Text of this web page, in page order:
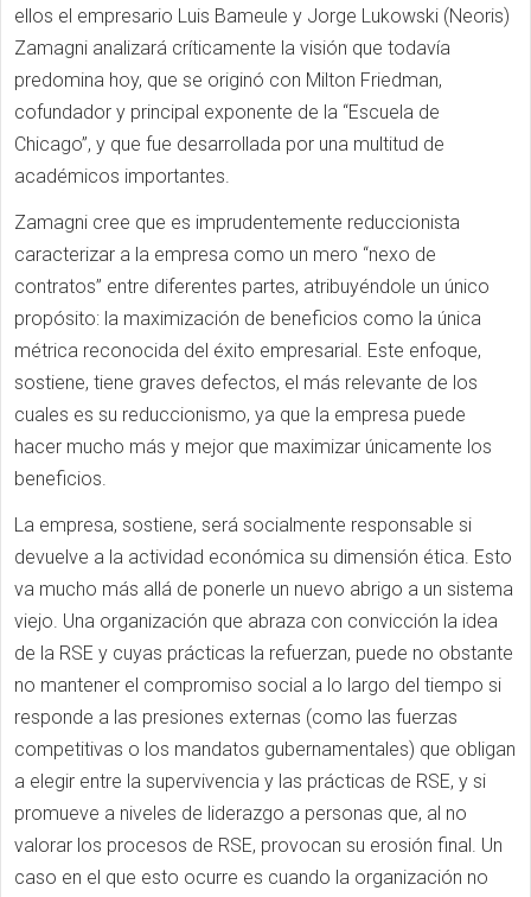
ellos el empresario Luis Bameule y Jorge Lukowski (Neoris)
Zamagni analizará críticamente la visión que todavía
predomina hoy, que se originó con Milton Friedman,
cofundador y principal exponente de la “Escuela de
Chicago”, y que fue desarrollada por una multitud de
académicos importantes.
Zamagni cree que es imprudentemente reduccionista
caracterizar a la empresa como un mero “nexo de
contratos” entre diferentes partes, atribuyéndole un único
propósito: la maximización de beneficios como la única
métrica reconocida del éxito empresarial. Este enfoque,
sostiene, tiene graves defectos, el más relevante de los
cuales es su reduccionismo, ya que la empresa puede
hacer mucho más y mejor que maximizar únicamente los
beneficios.
La empresa, sostiene, será socialmente responsable si
devuelve a la actividad económica su dimensión ética. Esto
va mucho más allá de ponerle un nuevo abrigo a un sistema
viejo. Una organización que abraza con convicción la idea
de la RSE y cuyas prácticas la refuerzan, puede no obstante
no mantener el compromiso social a lo largo del tiempo si
responde a las presiones externas (como las fuerzas
competitivas o los mandatos gubernamentales) que obligan
a elegir entre la supervivencia y las prácticas de RSE, y si
promueve a niveles de liderazgo a personas que, al no
valorar los procesos de RSE, provocan su erosión final. Un
caso en el que esto ocurre es cuando la organización no